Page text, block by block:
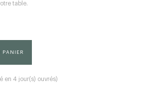
table.
PANIER
en 4 jour(s) ouvrés)